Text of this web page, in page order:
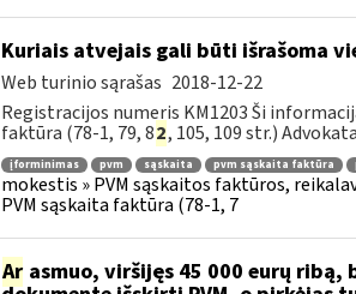
Kuriais atvejais gali būti išrašoma
Web turinio sąrašas 2018-12-22
Registracijos numeris KM1203 Ši
faktūra (78-1, 79, 82, 105, 109 str.)
įforminimas pvm sąskaita pvm sąskaita faktūra
mokestis » PVM sąskaitos faktūros,
PVM sąskaita faktūra (78-1, 7
Arasmuo, viršijęs 45 000 eurų ribą,